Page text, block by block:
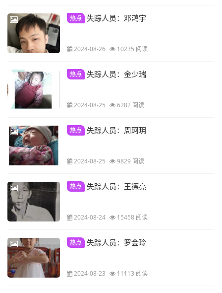
热点 失踪人员：邓鸿宇
2024-08-26 10235 阅读
热点 失踪人员：金少瑞
2024-08-25 6282 阅读
热点 失踪人员：周珂玥
2024-08-25 9829 阅读
热点 失踪人员：王德亮
2024-08-24 15458 阅读
热点 失踪人员：罗金玲
2024-08-23 11113 阅读